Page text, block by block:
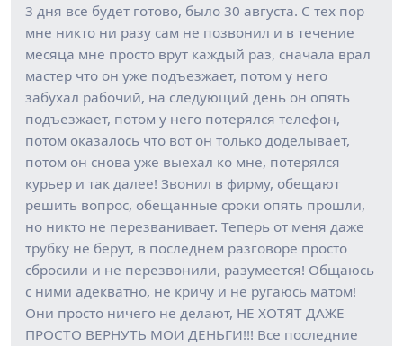
3 дня все будет готово, было 30 августа. С тех пор
мне никто ни разу сам не позвонил и в течение
месяца мне просто врут каждый раз, сначала врал
мастер что он уже подъезжает, потом у него
забухал рабочий, на следующий день он опять
подъезжает, потом у него потерялся телефон,
потом оказалось что вот он только доделывает,
потом он снова уже выехал ко мне, потерялся
курьер и так далее! Звонил в фирму, обещают
решить вопрос, обещанные сроки опять прошли,
но никто не перезванивает. Теперь от меня даже
трубку не берут, в последнем разговоре просто
сбросили и не перезвонили, разумеется! Общаюсь
с ними адекватно, не кричу и не ругаюсь матом!
Они просто ничего не делают, НЕ ХОТЯТ ДАЖЕ
ПРОСТО ВЕРНУТЬ МОИ ДЕНЬГИ!!! Все последние